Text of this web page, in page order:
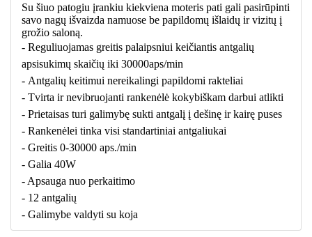
Su šiuo patogiu įrankiu kiekviena moteris pati gali pasirūpinti
savo nagų išvaizda namuose be papildomų išlaidų ir vizitų į
grožio saloną.
- Reguliuojamas greitis palaipsniui keičiantis antgalių
apsisukimų skaičių iki 30000aps/min
- Antgalių keitimui nereikalingi papildomi rakteliai
- Tvirta ir nevibruojanti rankenėlė kokybiškam darbui atlikti
- Prietaisas turi galimybę sukti antgalį į dešinę ir kairę puses
- Rankenėlei tinka visi standartiniai antgaliukai
- Greitis 0-30000 aps./min
- Galia 40W
- Apsauga nuo perkaitimo
- 12 antgalių
- Galimybe valdyti su koja